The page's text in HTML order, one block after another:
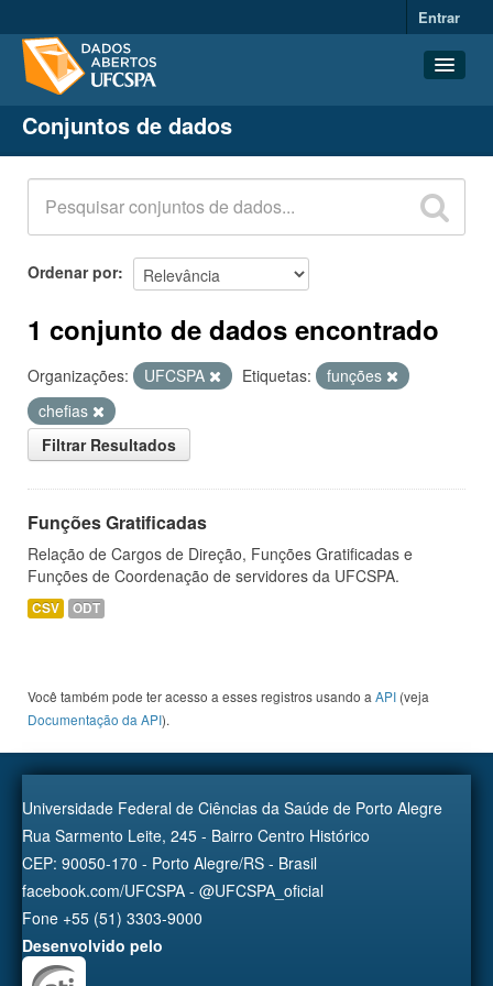
Entrar
Conjuntos de dados
Organizações
Grupos
Sobre
Conjuntos de dados
Ordenar por
1 conjunto de dados encontrado
Organizações: UFCSPA Etiquetas:
funções
chefias
Filtrar Resultados
Funções Gratificadas
Relação de Cargos de Direção, Funções Gratificadas e
Funções de Coordenação de servidores da UFCSPA.
CSV ODT
Você também pode ter acesso a esses registros usando a API (veja
Documentação da API).
Universidade Federal de Ciências da Saúde de Porto Alegre
Rua Sarmento Leite, 245 - Bairro Centro Histórico
CEP: 90050-170 - Porto Alegre/RS - Brasil
facebook.com/UFCSPA - @UFCSPA_oficial
Fone +55 (51) 3303-9000
Desenvolvido pelo